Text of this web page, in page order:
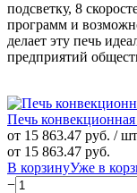
подсветку, 8
программ и
делает эту печь
предприятий
Печь
от 15 863.47 руб. / шт
от 15 863.47 руб.
В корзинуУже в
−